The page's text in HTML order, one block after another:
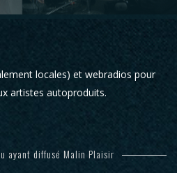
locales) et webradios pour
artistes autoproduits.
ayant diffusé Malin Plaisir